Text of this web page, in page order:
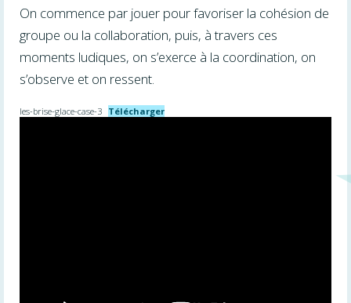
On commence par jouer pour favoriser la cohésion de
groupe ou la collaboration, puis, à travers ces
moments ludiques, on s’exerce à la coordination, on
s’observe et on ressent.
les-brise-glace-case-3 Télécharger